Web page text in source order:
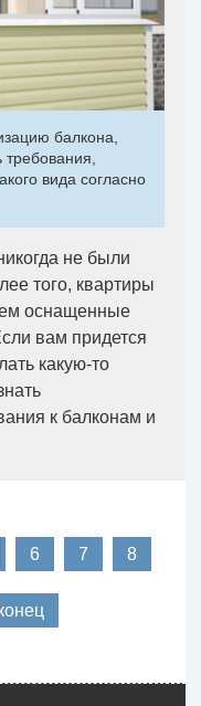
балкона,
вида согласно
не были
того, квартиры
оснащенные
вам придется
какую-то
к балконам и
6 7 8